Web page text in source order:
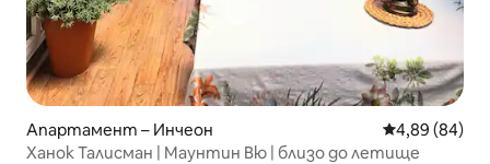
Апартамент – Инчеон Средна
4,89 (84)
Ханок Талисман | Маунтин Вю | близо до летище